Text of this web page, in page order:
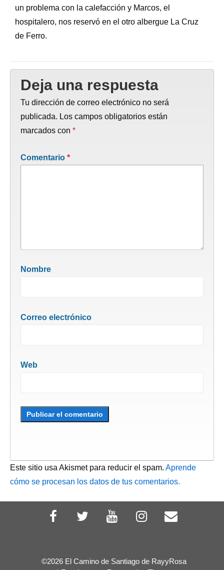
un problema con la calefacción y Marcos, el
hospitalero, nos reservó en el otro albergue La Cruz
de Ferro.
Deja una respuesta
Tu dirección de correo electrónico no será
publicada. Los campos obligatorios están
marcados con *
Comentario *
Nombre
Correo electrónico
Web
Este sitio usa Akismet para reducir el spam. Aprende
cómo se procesan los datos de tus comentarios.
©2026 El Camino de Santiago de RayyRosa